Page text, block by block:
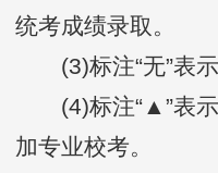
统考成绩录取。
(3)标注“无”表示
(4)标注“▲”表示
加专业校考。